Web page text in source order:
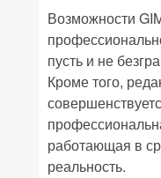
Возможности
пусть и не
Кроме того,
работающая в
реальность.